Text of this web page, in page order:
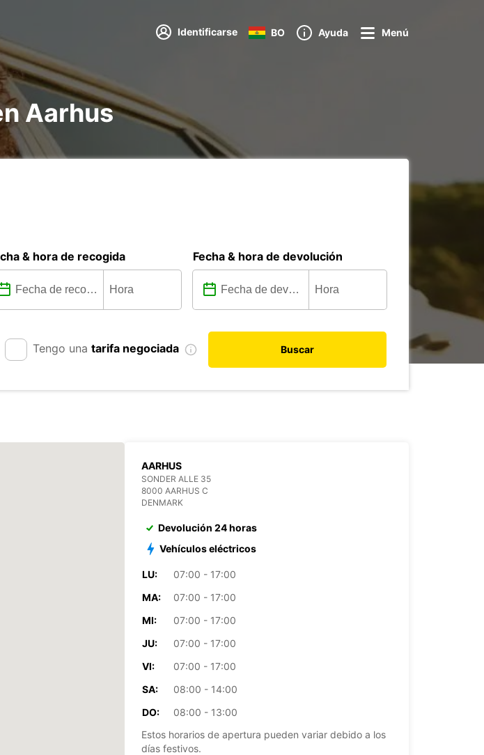
Identificarse BO Ayuda Menú
Aarhus
& hora de recogida Fecha & hora de devolución
Tengo una tarifa negociada Buscar
AARHUS
SONDER ALLE 35
8000 AARHUS C
DENMARK
Devolución 24 horas
Vehículos eléctricos
LU:
07:00 - 17:00
MA:
07:00 - 17:00
MI:
07:00 - 17:00
JU:
07:00 - 17:00
VI:
07:00 - 17:00
SA:
08:00 - 14:00
DO:
08:00 - 13:00
Estos horarios de apertura pueden variar debido a los
días festivos.